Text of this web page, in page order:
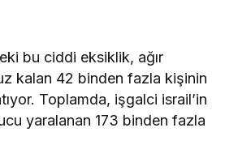
bu ciddi eksiklik, ağır
kalan 42 binden fazla kişinin
Toplamda, işgalci israil’in
yaralanan 173 binden fazla